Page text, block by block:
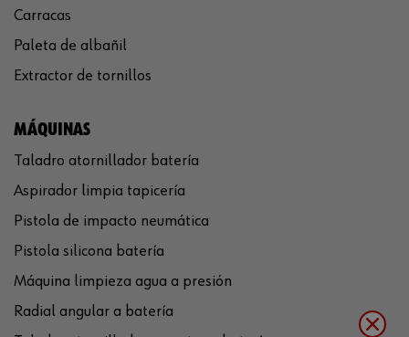
Carracas
Paleta de albañil
Extractor de tornillos
MÁQUINAS
Taladro atornillador batería
Aspirador limpia tapicería
Pistola de impacto neumática
Pistola silicona batería
Máquina limpieza agua a presión
Radial angular a batería